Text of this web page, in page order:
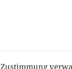
Zustimmung